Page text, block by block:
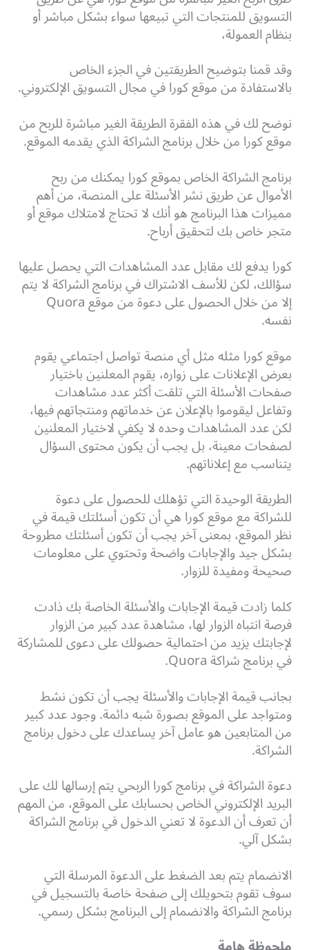
التسويق للمنتجات التي تبيعها سواء بشكل مباشر أو
بنظام العمولة،
وقد قمنا بتوضيح الطريقتين في الجزء الخاص
بالاستفادة من موقع كورا في مجال التسويق الإلكتروني.
نوضح لك في هذه الفقرة الطريقة الغير مباشرة للربح من
موقع كورا من خلال برنامج الشراكة الذي يقدمه الموقع.
برنامج الشراكة الخاص بموقع كورا يمكنك من ربح
الأموال عن طريق نشر الأسئلة على المنصة، من أهم
مميزات هذا البرنامج هو أنك لا تحتاج لامتلاك موقع أو
متجر خاص بك لتحقيق أرباح.
كورا يدفع لك مقابل عدد المشاهدات التي يحصل عليها
سؤالك، لكن للأسف الاشتراك في برنامج الشراكة لا يتم
إلا من خلال الحصول على دعوة من موقع Quora
نفسه.
موقع كورا مثله مثل أي منصة تواصل اجتماعي يقوم
بعرض الإعلانات على زواره، يقوم المعلنين باختيار
صفحات الأسئلة التي تلقت أكثر عدد مشاهدات
وتفاعل ليقوموا بالإعلان عن خدماتهم ومنتجاتهم فيها،
لكن عدد المشاهدات وحده لا يكفي لاختيار المعلنين
لصفحات معينة، بل يجب أن يكون محتوى السؤال
يتناسب مع إعلاناتهم.
الطريقة الوحيدة التي تؤهلك للحصول على دعوة
للشراكة مع موقع كورا هي أن تكون أسئلتك قيمة في
نظر الموقع، بمعنى آخر يجب أن تكون أسئلتك مطروحة
بشكل جيد والإجابات واضحة وتحتوي على معلومات
صحيحة ومفيدة للزوار.
كلما زادت قيمة الإجابات والأسئلة الخاصة بك ذادت
فرصة انتباه الزوار لها، مشاهدة عدد كبير من الزوار
لإجابتك يزيد من احتمالية حصولك على دعوى للمشاركة
في برنامج شراكة Quora.
بجانب قيمة الإجابات والأسئلة يجب أن تكون نشط
ومتواجد على الموقع بصورة شبه دائمة. وجود عدد كبير
من المتابعين هو عامل آخر يساعدك على دخول برنامج
الشراكة.
دعوة الشراكة في برنامج كورا الربحي يتم إرسالها لك على
البريد الإلكتروني الخاص بحسابك على الموقع، من المهم
أن تعرف أن الدعوة لا تعني الدخول في برنامج الشراكة
بشكلآلي.
الانضمام يتم بعد الضغط على الدعوة المرسلة التي
سوف تقوم بتحويلك إلى صفحة خاصة بالتسجيل في
برنامج الشراكة والانضمام إلى البرنامج بشكل رسمي.